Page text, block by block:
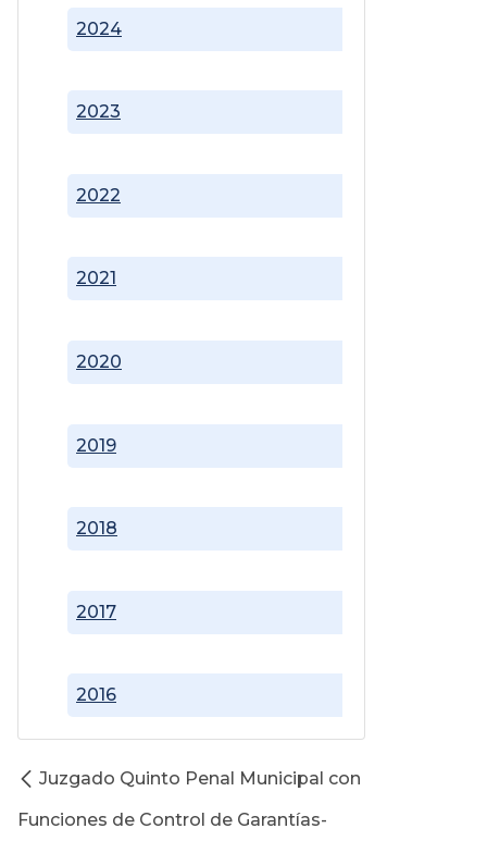
2016
2017
2018
2019
2020
2021
2022
2023
2024
Juzgado Quinto Penal Municipal con
Funciones de Control de Garantías-